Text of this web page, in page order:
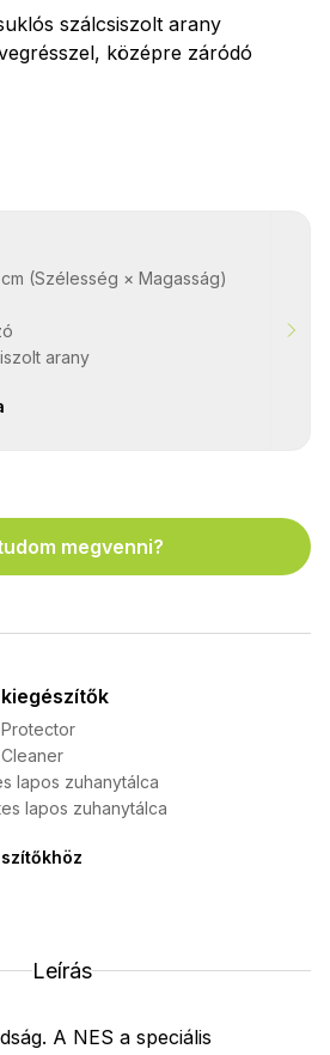
szálcsiszolt arany
középre záródó
(Szélesség × Magasság)
arany
megvenni?
Protector
lapos zuhanytálca
lapos zuhanytálca
Leírás
A NES a speciális